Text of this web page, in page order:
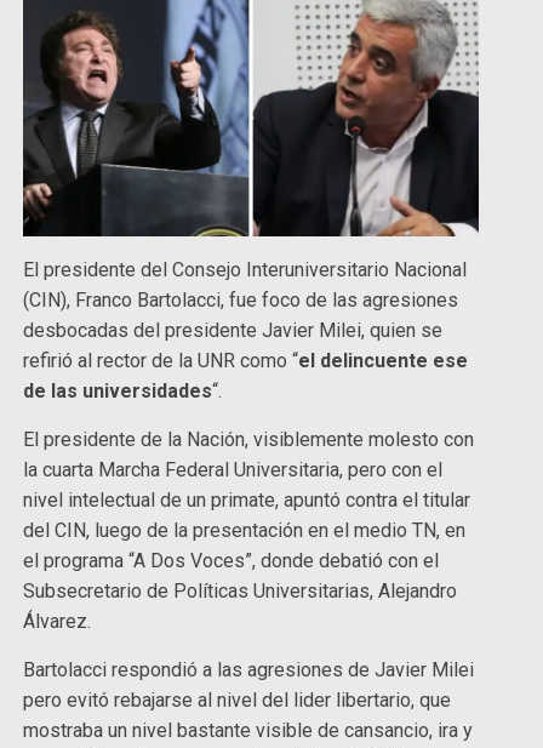
El presidente del Consejo Interuniversitario Nacional
(CIN), Franco Bartolacci, fue foco de las agresiones
desbocadas del presidente Javier Milei, quien se
refirió al rector de la UNR como “el delincuente ese
de las universidades“.
El presidente de la Nación, visiblemente molesto con
la cuarta Marcha Federal Universitaria, pero con el
nivel intelectual de un primate, apuntó contra el titular
del CIN, luego de la presentación en el medio TN, en
el programa “A Dos Voces”, donde debatió con el
Subsecretario de Políticas Universitarias, Alejandro
Álvarez.
Bartolacci respondió a las agresiones de Javier Milei
pero evitó rebajarse al nivel del lider libertario, que
mostraba un nivel bastante visible de cansancio, ira y